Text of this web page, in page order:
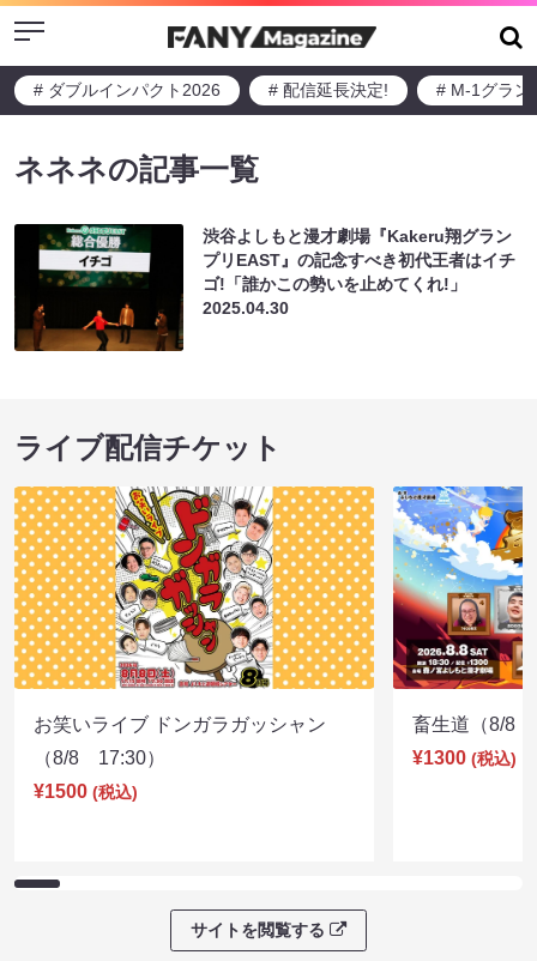
Menu
# ダブルインパクト2026 # 配信延長決定! # M-1グラン
ネネネの記事一覧
渋谷よしもと漫才劇場『Kakeru翔グラン
プリEAST』の記念すべき初代王者はイチ
ゴ!「誰かこの勢いを止めてくれ!」
2025.04.30
ライブ配信チケット
お笑いライブ ドンガラガッシャン
（8/8 17:30）
¥1500 (税込)
畜生道（8/8
¥1300 (税込)
サイトを閲覧する